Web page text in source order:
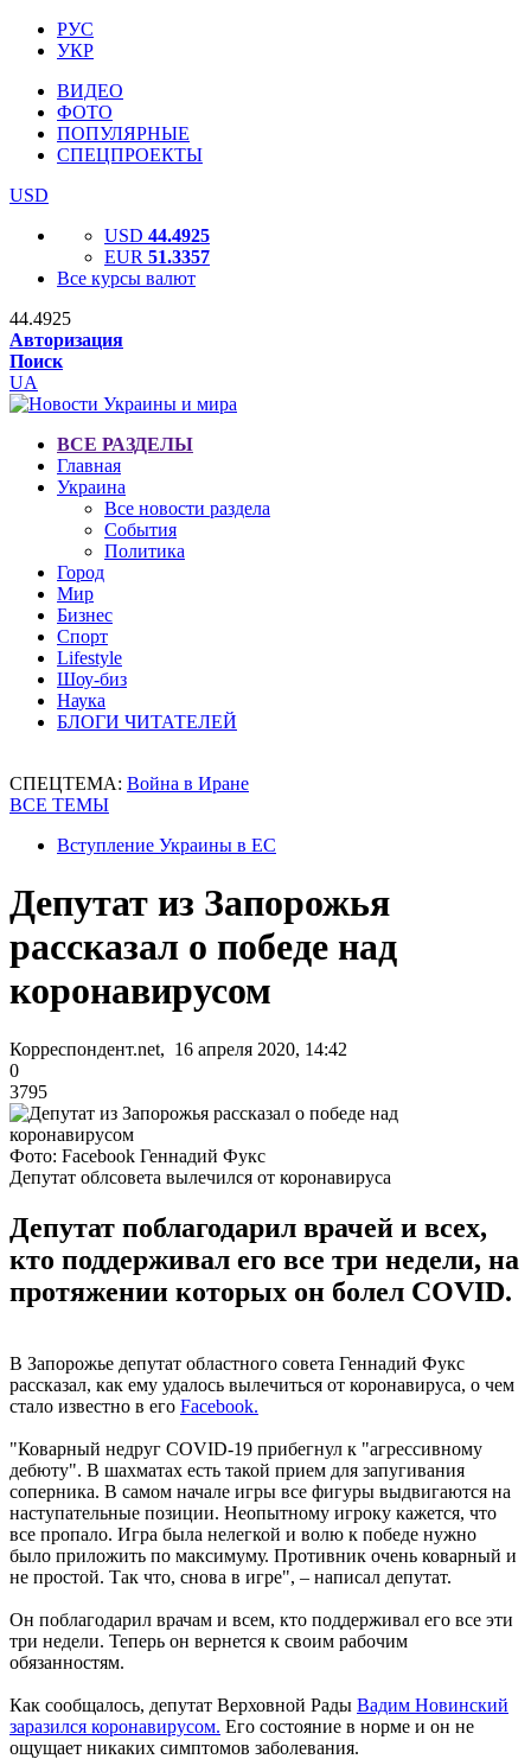
РУС
УКР
ВИДЕО
ФОТО
ПОПУЛЯРНЫЕ
СПЕЦПРОЕКТЫ
USD
USD 44.4925
EUR 51.3357
Все курсы валют
44.4925
Авторизация
Поиск
UA
ВСЕ РАЗДЕЛЫ
Главная
Украина
Все новости раздела
События
Политика
Город
Мир
Бизнес
Спорт
Lifestyle
Шоу-биз
Наука
БЛОГИ ЧИТАТЕЛЕЙ
СПЕЦТЕМА: Война в Иране
ВСЕ ТЕМЫ
Вступление Украины в ЕС
Депутат из Запорожья
рассказал о победе над
коронавирусом
Корреспондент.net, 16 апреля 2020, 14:42
0
3795
Фото: Facebook Геннадий Фукс
Депутат облсовета вылечился от коронавируса
Депутат поблагодарил врачей и всех,
кто поддерживал его все три недели, на
протяжении которых он болел COVID.
В Запорожье депутат областного совета Геннадий Фукс
рассказал, как ему удалось вылечиться от коронавируса, о чем
стало известно в его Facebook.
"Коварный недруг COVID-19 прибегнул к "агрессивному
дебюту". В шахматах есть такой прием для запугивания
соперника. В самом начале игры все фигуры выдвигаются на
наступательные позиции. Неопытному игроку кажется, что
все пропало. Игра была нелегкой и волю к победе нужно
было приложить по максимуму. Противник очень коварный и
не простой. Так что, снова в игре", – написал депутат.
Он поблагодарил врачам и всем, кто поддерживал его все эти
три недели. Теперь он вернется к своим рабочим
обязанностям.
Как сообщалось, депутат Верховной Рады Вадим Новинский
заразился коронавирусом. Его состояние в норме и он не
ощущает никаких симптомов заболевания.